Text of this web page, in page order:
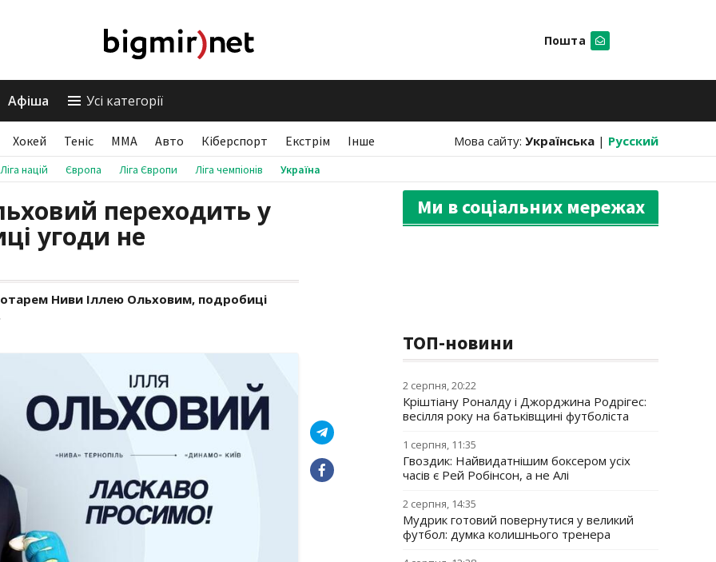
Пошта
Афіша Усі категорії
Хокей Теніс ММА Авто Кіберспорт Екстрім Інше Мова сайту: Українська | Русский
Ліга націй Європа Ліга Європи Ліга чемпіонів Україна
переходить у
угоди не
Ниви Іллею Ольховим, подробиці
Ми в соціальних мережах
ТОП-новини
2 серпня, 20:22
Кріштіану Роналду і Джорджина Родрігес:
весілля року на батьківщині футболіста
1 серпня, 11:35
Гвоздик: Найвидатнішим боксером усіх
часів є Рей Робінсон, а не Алі
2 серпня, 14:35
Мудрик готовий повернутися у великий
футбол: думка колишнього тренера